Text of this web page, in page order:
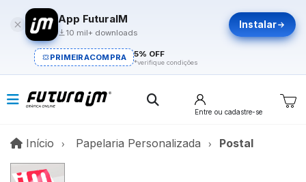
App FuturaIM
10 mil+ downloads
Instalar
PRIMEIRACOMPRA 5% OFF
*verifique condições
Entre ou cadastre-se
Início InícioPapelaria Personalizada Postal